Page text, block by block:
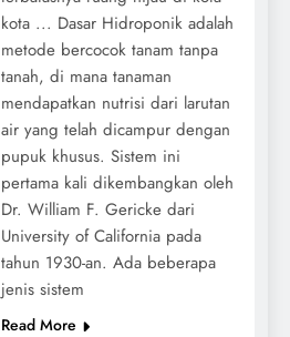
kota ... Dasar Hidroponik adalah
metode bercocok tanam tanpa
tanah, di mana tanaman
mendapatkan nutrisi dari larutan
air yang telah dicampur dengan
pupuk khusus. Sistem ini
pertama kali dikembangkan oleh
Dr. William F. Gericke dari
University of California pada
tahun 1930-an. Ada beberapa
jenis sistem
Read More